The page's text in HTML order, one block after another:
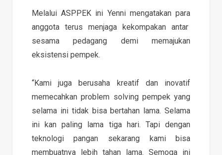
Melalui ASPPEK ini Yenni mengatakan para
anggota terus menjaga kekompakan antar
sesama pedagang demi memajukan
eksistensi pempek.
“Kami juga berusaha kreatif dan inovatif
memecahkan problem solving pempek yang
selama ini tidak bisa bertahan lama. Selama
ini kan paling lama tiga hari. Tapi dengan
teknologi pangan sekarang kami bisa
membuatnya lebih tahan lama. Semoga ini